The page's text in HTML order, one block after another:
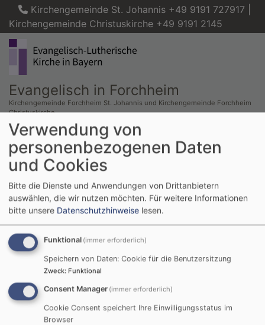
Direkt
zum
Inhalt
Kirchengemeinde St. Johannis +49 9191 727917 |
Kirchengemeinde Christuskirche +49 9191 2145
Evangelisch in Forchheim
Kirchengemeinde Forchheim St. Johannis und Kirchengemeinde Forchheim
Christuskirche
Hauptnavigation
Startseite Begleitung & Beratung Begegnungszentren
Begegnungszentren
FAMILIENZENTRUM
Verwendung von
personenbezogenen Daten
und Cookies
Bitte die Dienste und Anwendungen von Drittanbietern
auswählen, die wir nutzen möchten. Für weitere Informationen
bitte unsere Datenschutzhinweise lesen.
Funktional (immer erforderlich)
Speichern von Daten: Cookie für die Benutzersitzung
Zweck: Funktional
Consent Manager (immer erforderlich)
Cookie Consent speichert Ihre Einwilligungsstatus im
Browser